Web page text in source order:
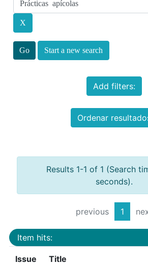
Start a new search
Add filters:
Ordenar
Results 1-1 of 1 (Search
seconds).
previous 1
Item hits:
Issue
Title